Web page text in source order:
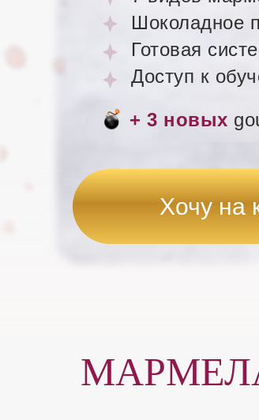
Шоколадное
Готовая
Доступ к
Хочу на
+ 3 новых